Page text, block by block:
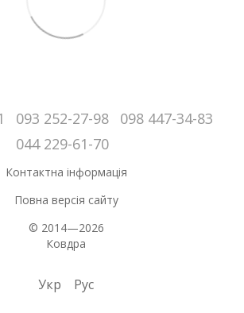
093 252-27-98
098 447-34-83
044 229-61-70
Контактна інформація
Повна версія сайту
© 2014—2026
Ковдра
Укр Рус